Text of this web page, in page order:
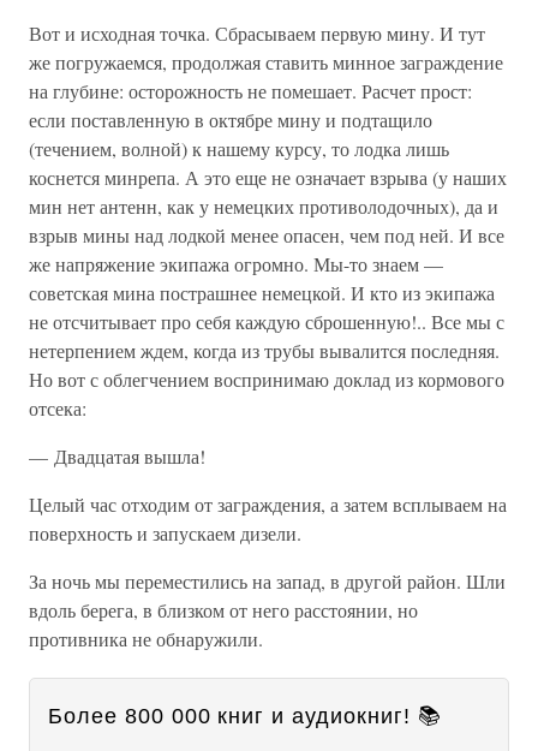
Вот и исходная точка. Сбрасываем первую мину. И тут
же погружаемся, продолжая ставить минное заграждение
на глубине: осторожность не помешает. Расчет прост:
если поставленную в октябре мину и подтащило
(течением, волной) к нашему курсу, то лодка лишь
коснется минрепа. А это еще не означает взрыва (у наших
мин нет антенн, как у немецких противолодочных), да и
взрыв мины над лодкой менее опасен, чем под ней. И все
же напряжение экипажа огромно. Мы-то знаем —
советская мина пострашнее немецкой. И кто из экипажа
не отсчитывает про себя каждую сброшенную!.. Все мы с
нетерпением ждем, когда из трубы вывалится последняя.
Но вот с облегчением воспринимаю доклад из кормового
отсека:
— Двадцатая вышла!
Целый час отходим от заграждения, а затем всплываем на
поверхность и запускаем дизели.
За ночь мы переместились на запад, в другой район. Шли
вдоль берега, в близком от него расстоянии, но
противника не обнаружили.
Более 800 000 книг и аудиокниг! 📚